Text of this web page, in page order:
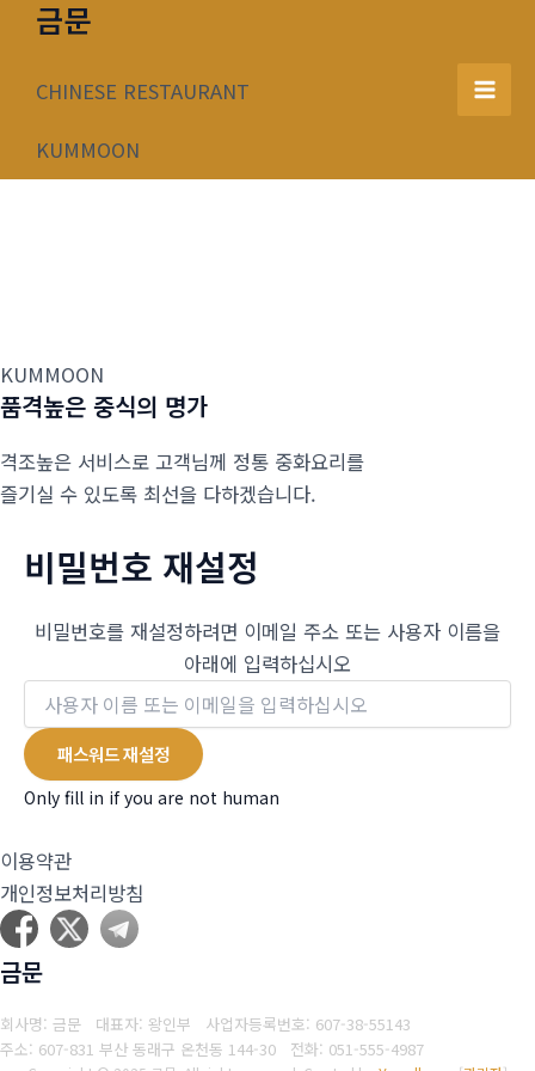
너
금문
CHINESE RESTAURANT
KUMMOON
Main
KUMMOON
품격높은 중식의 명가
격조높은 서비스로 고객님께 정통 중화요리를
즐기실 수 있도록 최선을 다하겠습니다.
비밀번호 재설정
비밀번호를 재설정하려면 이메일 주소 또는 사용자 이름을
아래에 입력하십시오
Only fill in if you are not human
이용약관
개인정보처리방침
금문
회사명: 금문 대표자: 왕인부 사업자등록번호: 607-38-55143
주소: 607-831 부산 동래구 온천동 144-30 전화: 051-555-4987